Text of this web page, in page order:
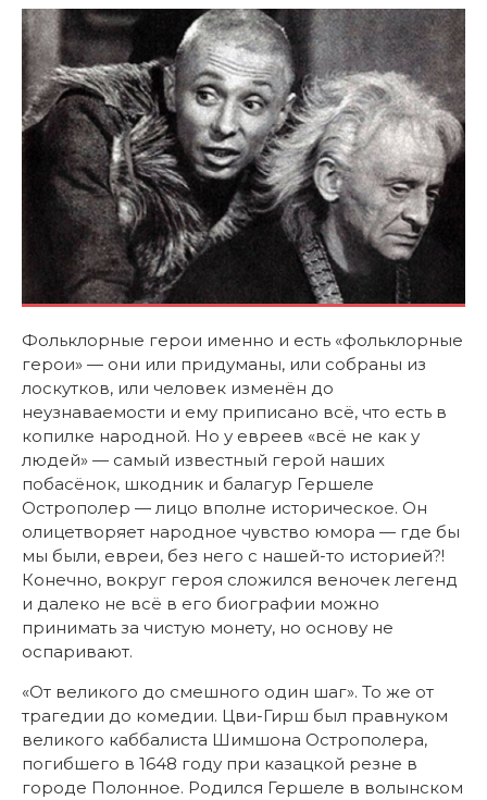
Фольклорные герои именно и есть «фольклорные
герои» — они или придуманы, или собраны из
лоскутков, или человек изменён до
неузнаваемости и ему приписано всё, что есть в
копилке народной. Но у евреев «всё не как у
людей» — самый известный герой наших
побасёнок, шкодник и балагур Гершеле
Острополер — лицо вполне историческое. Он
олицетворяет народное чувство юмора — где бы
мы были, евреи, без него с нашей-то историей?!
Конечно, вокруг героя сложился веночек легенд
и далеко не всё в его биографии можно
принимать за чистую монету, но основу не
оспаривают.
«От великого до смешного один шаг». То же от
трагедии до комедии. Цви-Гирш был правнуком
великого каббалиста Шимшона Острополера,
погибшего в 1648 году при казацкой резне в
городе Полонное. Родился Гершеле в волынском